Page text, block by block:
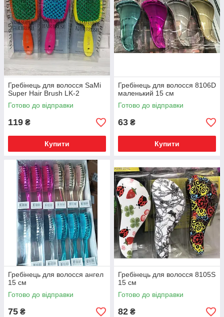
Гребінець для волосся SaMi
Super Hair Brush LK-2
Готово до відправки
119 ₴
Купити
Гребінець для волосся 8106D
маленький 15 см
Готово до відправки
63 ₴
Купити
Гребінець для волосся ангел
15 см
Готово до відправки
75 ₴
Гребінець для волосся 8105S
15 см
Готово до відправки
82 ₴